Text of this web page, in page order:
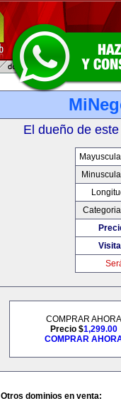
El dueño de
COMPRAR AHORA
Precio $1,299.00
COMPRAR
Otros dominios en venta: